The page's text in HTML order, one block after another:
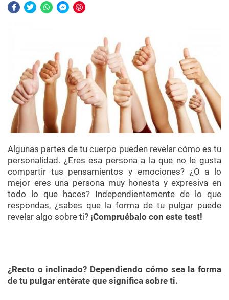
Algunas partes de tu cuerpo pueden revelar cómo es tu
personalidad. ¿Eres esa persona a la que no le gusta
compartir tus pensamientos y emociones? ¿O a lo
mejor eres una persona muy honesta y expresiva en
todo lo que haces? Independientemente de lo que
respondas, ¿sabes que la forma de tu pulgar puede
revelar algo sobre ti? ¡Compruébalo con este test!
¿Recto o inclinado? Dependiendo cómo sea la forma
de tu pulgar entérate que significa sobre ti.